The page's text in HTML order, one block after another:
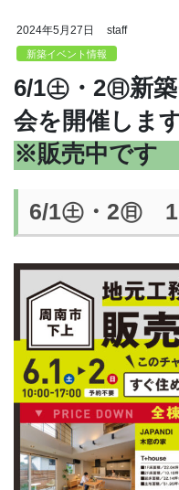
2024年5月27日 staff
新築イベント情報
6/1㊏・2㊐新
会を開催しま
※販売中です
6/1㊏・2㊐